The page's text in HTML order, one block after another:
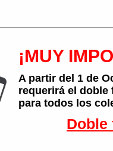
¡MUY
A partir del 1 de
requerirá el
para todos los
Doble